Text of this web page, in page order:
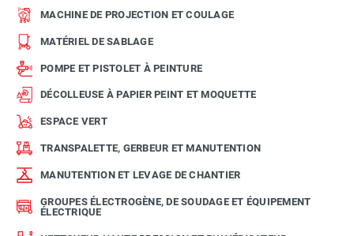
MACHINE DE PROJECTION ET COULAGE
MATÉRIEL DE SABLAGE
POMPE ET PISTOLET À PEINTURE
DÉCOLLEUSE À PAPIER PEINT ET MOQUETTE
ESPACE VERT
TRANSPALETTE, GERBEUR ET MANUTENTION
MANUTENTION ET LEVAGE DE CHANTIER
GROUPES ÉLECTROGÈNE, DE SOUDAGE ET ÉQUIPEMENT
ÉLECTRIQUE